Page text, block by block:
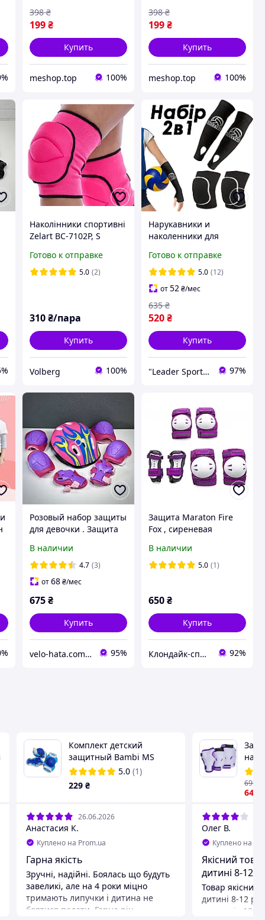
199 ₴
398 ₴
Купить
meshop.top 100%
199₴
398 ₴
Купить
meshop.top 100%
Наколінники спортивні
Zelart BC-7102P, S
Готово к отправке
5.0 (2)
310 ₴/пара
Купить
Volberg 100%
Нарукавники и
наколенники для
подростковые
комплект
Готово к отправке
5.0 (12)
от52₴/мес
520₴
635 ₴
Купить
"Leader Sport" - интернет-магазин спортивных товаров 97%
Розовый набор защиты
для девочки . Защита
Шлем наколенники
налокотники перчатки
)
В наличии
4.7 (3)
от68 ₴/мес
675 ₴
Купить
velo-hata.com.ua Магазин товарів для активного спорту та відпочинку 95%
Защита Maraton Fire
Fox , сиреневая
В наличии
5.0 (1)
650₴
Купить
Клондайк-спорт 92%
Комплект детский
защитный Bambi MS
0032-2 Blue наколенники,
налокотники, запястья
5.0 (1)
229 ₴
26.06.2026
Анастасия К.
Куплено на Prom.ua
Гарна якість
Зручні, надійні. Боялась що будуть
завеликі, але на 4 роки міцно
тримають липучки і дитина не
боятися падати. Гарна річ
640
699
Олег В.
Куплено на
Якісний
дитині 8-12
Товар якісний,
дитині 8-12
за все від 12